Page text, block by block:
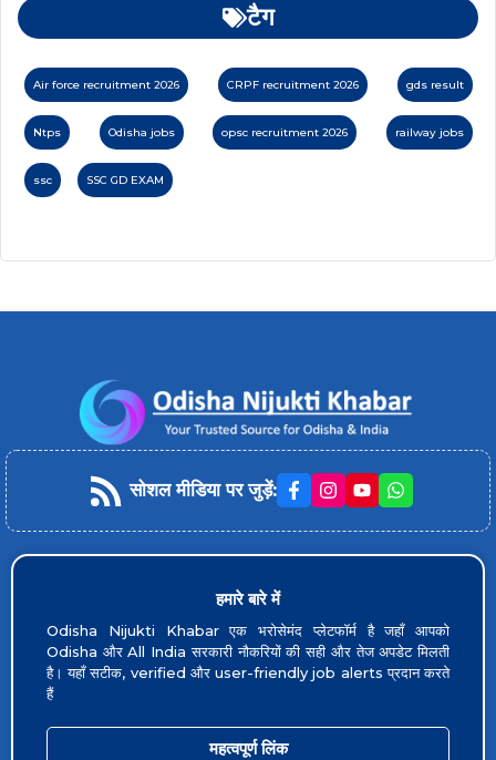
टैग
Air force recruitment 2026 CRPF recruitment 2026 gds result
Ntps Odisha jobs opsc recruitment 2026 railway jobs
ssc SSC GD EXAM
सोशल मीडिया पर जुड़ें:
हमारे बारे में
Odisha Nijukti Khabar एक भरोसेमंद प्लेटफॉर्म है जहाँ आपको
Odisha और All India सरकारी नौकरियों की सही और तेज अपडेट मिलती
है। यहाँ सटीक, verified और user-friendly job alerts प्रदान करते
हैं
महत्वपूर्ण लिंक